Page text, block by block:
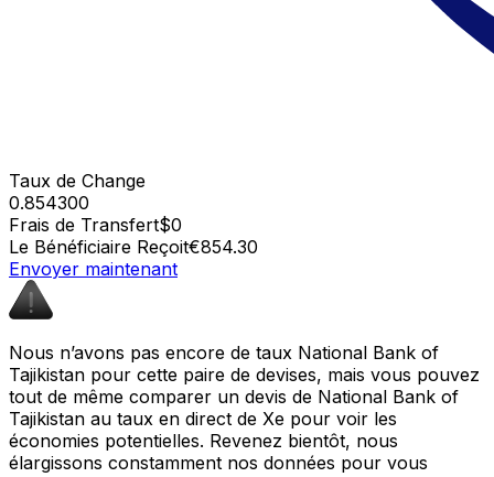
Taux de Change
0.854300
Frais de Transfert$0
Le Bénéficiaire Reçoit€854.30
Envoyer maintenant
Nous n’avons pas encore de taux National Bank of
Tajikistan pour cette paire de devises, mais vous pouvez
tout de même comparer un devis de National Bank of
Tajikistan au taux en direct de Xe pour voir les
économies potentielles. Revenez bientôt, nous
élargissons constamment nos données pour vous